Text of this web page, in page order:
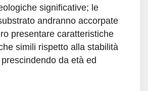
significative; le
andranno accorpate
presentare caratteristiche
simili rispetto alla stabilità
da età ed